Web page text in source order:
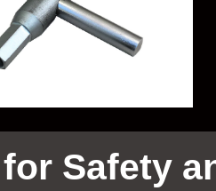
for Safety